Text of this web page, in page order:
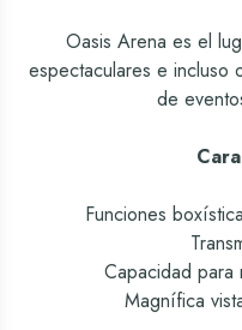
Oasis Arena es el
espectaculares e incluso
de
Funciones
Capacidad
Magnífica